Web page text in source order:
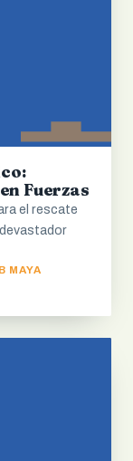
Fuerzas
el rescate
MAYA